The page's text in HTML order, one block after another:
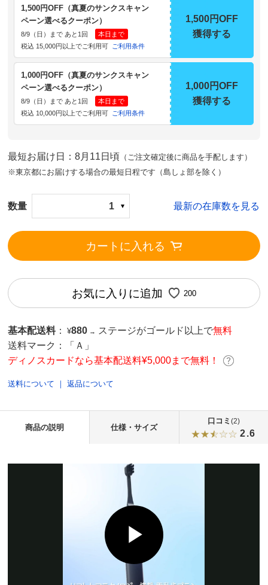
1,500円OFF（真夏のサンクスキャン
ペーン選べるクーポン）
8/9（日）まで あと1回
本日まで
税込 15,000円以上でご利用可
ご利用条件
1,500円OFF
獲得する
1,000円OFF（真夏のサンクスキャン
ペーン選べるクーポン）
8/9（日）まで あと1回
本日まで
税込 10,000円以上でご利用可
ご利用条件
1,000円OFF
獲得する
最短お届け日：8月11日頃 （ご注文確定後に商品を手配します）
※東京都にお届けする場合の最短日程です（島しょ部を除く）
数量 1 最新の在庫数を見る
カートに入れる
お気に入りに追加 200
基本配送料 ： ¥880 → ステージがゴールド以上で無料
送料マーク：
「Ａ」
ディノスカードなら基本配送料¥5,000まで無料！
送料について ｜返品について
商品の説明 仕様・サイズ
口コミ (2)
2.6